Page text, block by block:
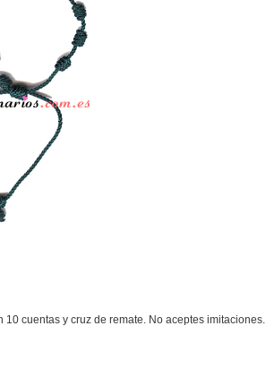
cuentas y cruz de remate. No aceptes imitaciones.